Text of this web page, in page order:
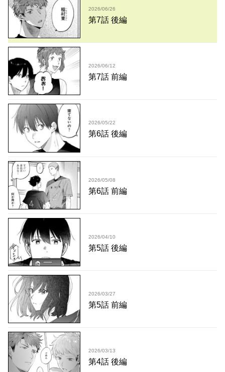
2026/06/26
第7話 後編
2026/06/12
第7話 前編
2026/05/22
第6話 後編
2026/05/08
第6話 前編
2026/04/10
第5話 後編
2026/03/27
第5話 前編
2026/03/13
第4話 後編